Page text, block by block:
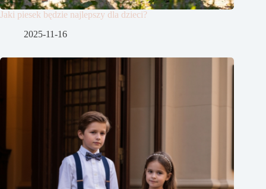
Jaki piesek będzie najlepszy dla dzieci?
2025-11-16